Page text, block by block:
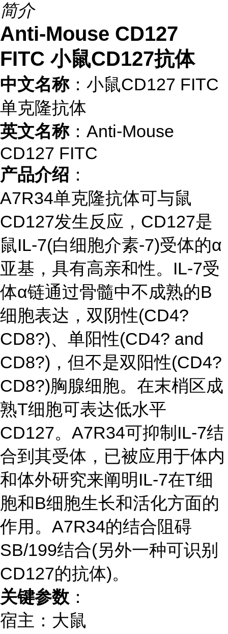
简介
Anti-Mouse CD127
FITC 小鼠CD127抗体
中文名称：小鼠CD127 FITC
单克隆抗体
英文名称：Anti-Mouse
CD127 FITC
产品介绍 ：
A7R34单克隆抗体可与鼠
CD127发生反应，CD127是
鼠IL-7(白细胞介素-7)受体的α
亚基，具有高亲和性。IL-7受
体α链通过骨髓中不成熟的B
细胞表达，双阴性(CD4?
CD8?)、单阳性(CD4? and
CD8?)，但不是双阳性(CD4?
CD8?)胸腺细胞。在末梢区成
熟T细胞可表达低水平
CD127。A7R34可抑制IL-7结
合到其受体，已被应用于体内
和体外研究来阐明IL-7在T细
胞和B细胞生长和活化方面的
作用。A7R34的结合阻碍
SB/199结合(另外一种可识别
CD127的抗体)。
关键参数 ：
宿主：大鼠